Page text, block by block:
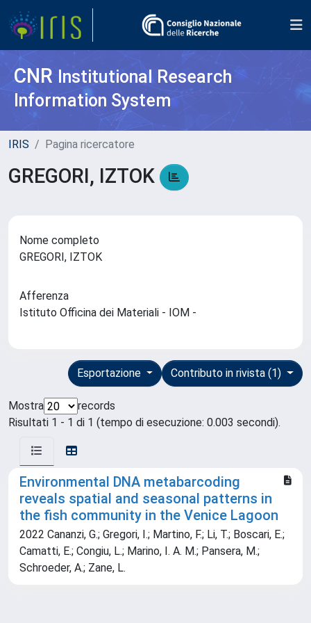
CNR Institutional Research
Information System
IRIS Pagina ricercatore
GREGORI, IZTOK
Nome completo
GREGORI, IZTOK
Afferenza
Istituto Officina dei Materiali - IOM -
Contributo in rivista (1)
Esportazione
Mostra
records
Risultati 1 - 1 di 1 (tempo di esecuzione: 0.003 secondi).
Environmental DNA metabarcoding
reveals spatial and seasonal patterns in
the fish community in the Venice Lagoon
2022 Cananzi, G.; Gregori, I.; Martino, F.; Li, T.; Boscari, E.;
Camatti, E.; Congiu, L.; Marino, I. A. M.; Pansera, M.;
Schroeder, A.; Zane, L.